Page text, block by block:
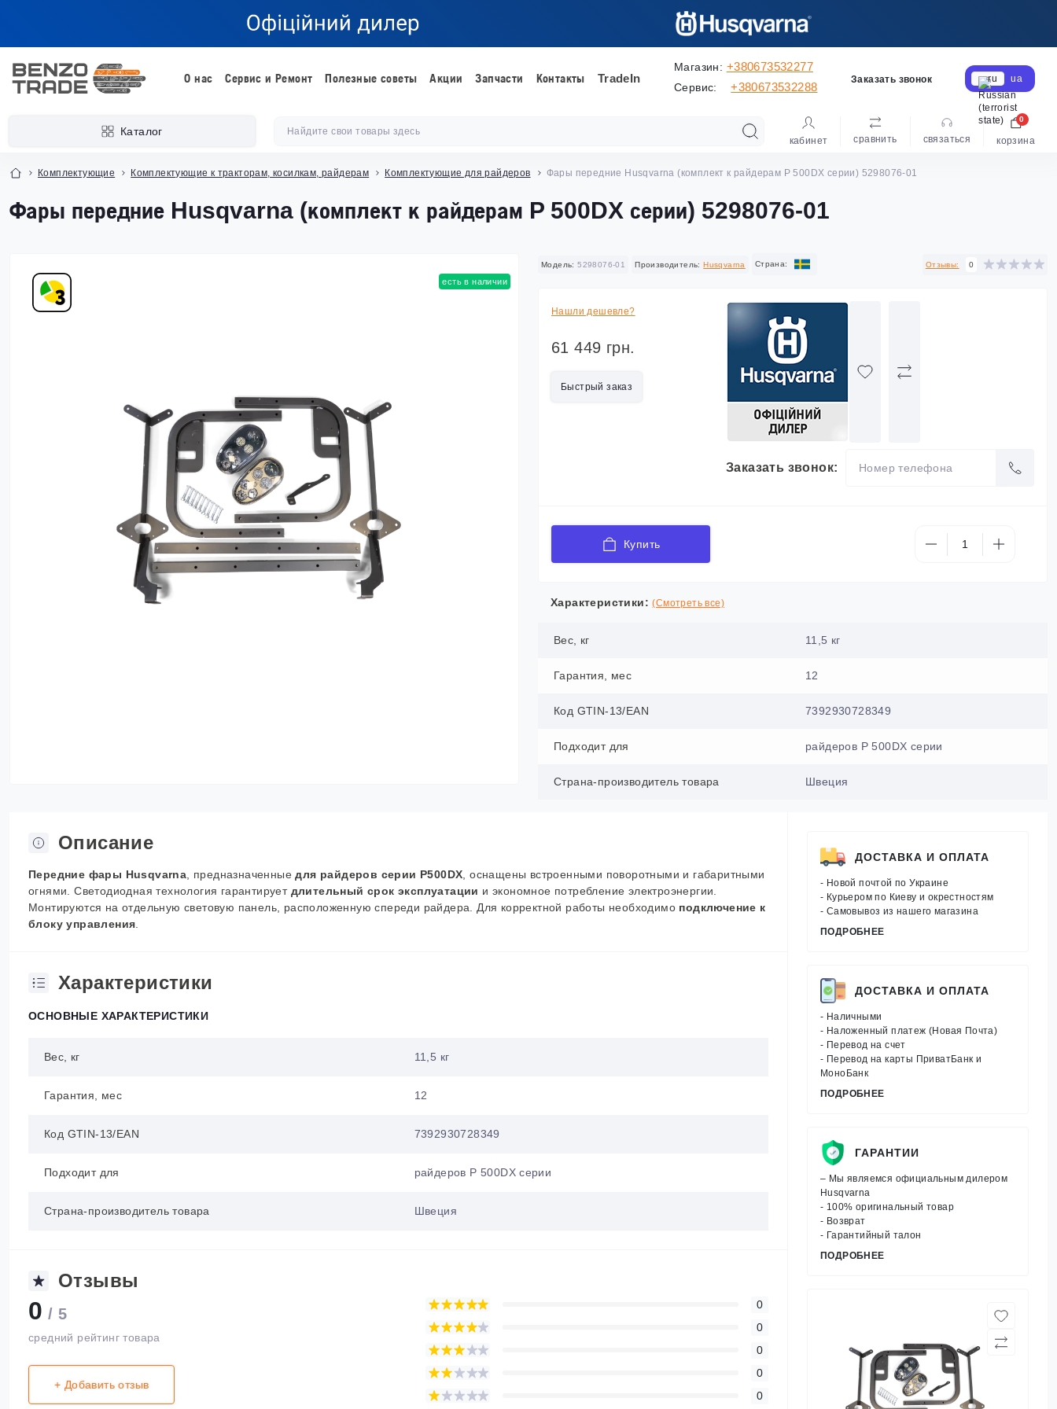
О нас Сервис и Ремонт Полезные советы Акции Запчасти Контакты TradeIn
Магазин: +380673532277
Сервис: +380673532288
Заказать звонок ru ua
Каталог
кабинет сравнить cвязаться корзина
0
Комплектующие Комплектующие к тракторам, косилкам, райдерам Комплектующие для райдеров Фары передние Husqvarna (комплект к райдерам P 500DX серии) 5298076-01
Фары передние Husqvarna (комплект к райдерам P 500DX серии) 5298076-01
есть в наличии
Модель: 5298076-01 Производитель: Husqvarna Cтрана: Отзывы: 0
Нашли дешевле?
61 449 грн.
Быстрый заказ
Заказать звонок:
Купить
Характеристики: (Смотреть все)
Вес, кг 11,5 кг
Гарантия, мес 12
Код GTIN-13/EAN 7392930728349
Подходит для райдеров P 500DX серии
Страна-производитель товара Швеция
Описание
Передние фары Husqvarna , предназначенныедля райдеров серии P500DX , оснащены встроенными поворотными и габаритными
огнями. Светодиодная технология гарантирует длительный срок эксплуатации и экономное потребление электроэнергии.
Монтируются на отдельную световую панель, расположенную спереди райдера. Для корректной работы необходимо подключение к
блоку управления
Характеристики
ОСНОВНЫЕ ХАРАКТЕРИСТИКИ
Вес, кг 11,5 кг
Гарантия, мес 12
Код GTIN-13/EAN 7392930728349
Подходит для райдеров P 500DX серии
Страна-производитель товара Швеция
Отзывы
0 / 5
средний рейтинг товара
+ Добавить отзыв
0
0
0
0
0
ДОСТАВКА И ОПЛАТА
- Новой почтой по Украине
- Курьером по Киеву и окрестностям
- Самовывоз из нашего магазина
ПОДРОБНЕЕ
ДОСТАВКА И ОПЛАТА
- Наличными
- Наложенный платеж (Новая Почта)
- Перевод на счет
- Перевод на карты ПриватБанк и
МоноБанк
ПОДРОБНЕЕ
ГАРАНТИИ
– Мы являемся официальным дилером
Husqvarna
- 100% оригинальный товар
- Возврат
- Гарантийный талон
ПОДРОБНЕЕ